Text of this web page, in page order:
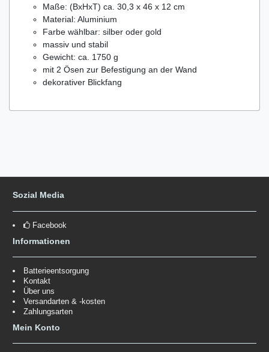
Maße: (BxHxT) ca. 30,3 x 46 x 12 cm
Material: Aluminium
Farbe wählbar: silber oder gold
massiv und stabil
Gewicht: ca. 1750 g
mit 2 Ösen zur Befestigung an der Wand
dekorativer Blickfang
Sozial Media
Facebook
Informationen
Batterieentsorgung
Kontakt
Über uns
Versandarten & -kosten
Zahlungsarten
Mein Konto